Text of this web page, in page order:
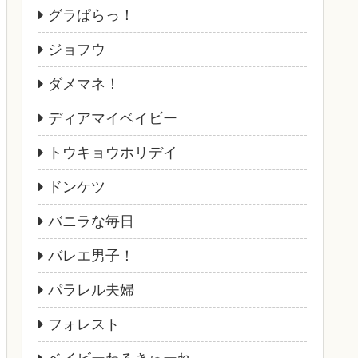
グラぱらっ！
ジョフウ
ダメマネ！
ディアマイベイビー
トウキョウホリデイ
ドンケツ
バニラな毎日
バレエ男子！
パラレル夫婦
フォレスト